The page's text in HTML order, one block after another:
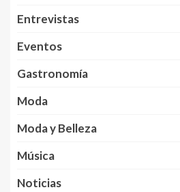
Entrevistas
Eventos
Gastronomía
Moda
Moda y Belleza
Música
Noticias